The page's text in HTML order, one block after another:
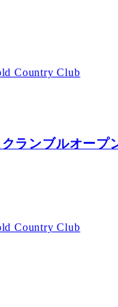
Country Club
クランブルオー
Country Club